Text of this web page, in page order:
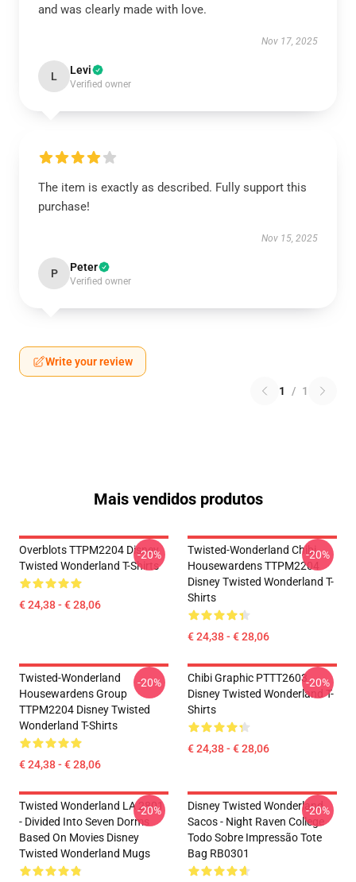
and was clearly made with love.
Nov 17, 2025
L Levi
Verified owner
The item is exactly as described. Fully support this
purchase!
Nov 15, 2025
P Peter
Verified owner
Write your review
1 / 1
Mais vendidos produtos
Overblots TTPM2204 Disney
Twisted Wonderland T-Shirts
€ 24,38 - € 28,06
-20%
Twisted-Wonderland Chibi
Housewardens TTPM2204
Disney Twisted Wonderland T-
Shirts
€ 24,38 - € 28,06
-20%
Twisted-Wonderland
Housewardens Group
TTPM2204 Disney Twisted
Wonderland T-Shirts
€ 24,38 - € 28,06
-20%
Chibi Graphic PTTT2603
Disney Twisted Wonderland T-
Shirts
€ 24,38 - € 28,06
-20%
Twisted Wonderland LA 2801
- Divided Into Seven Dorms
Based On Movies Disney
Twisted Wonderland Mugs
-20%
Disney Twisted Wonderland
Sacos - Night Raven College
Todo Sobre Impressão Tote
Bag RB0301
-20%